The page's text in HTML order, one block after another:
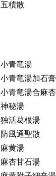
五積散
小青竜湯
小青竜湯加石膏
小青竜湯合麻
神秘湯
独活葛根湯
防風通聖散
麻黄湯
麻杏甘石湯